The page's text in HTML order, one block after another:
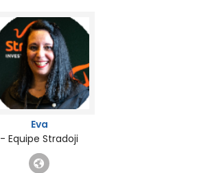
Eva
- Equipe Stradoji